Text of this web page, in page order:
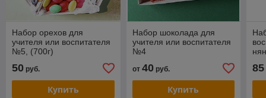
Набор орехов для
учителя или воспитателя
№5, (700г)
50 руб.
Купить
Набор шоколада для
учителя или воспитателя
№4
от 40руб.
Купить
85